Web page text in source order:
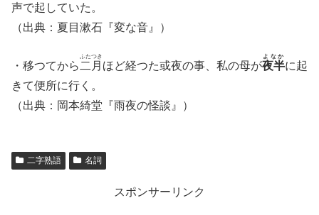
声で起していた。
（出典：夏目漱石『変な音』）
・移つてから 二月
ふたつき
ほど経つた或夜の事、私の母が夜半
よなか
に起
きて便所に行く。
（出典：岡本綺堂『雨夜の怪談』）
二字熟語 名詞
スポンサーリンク